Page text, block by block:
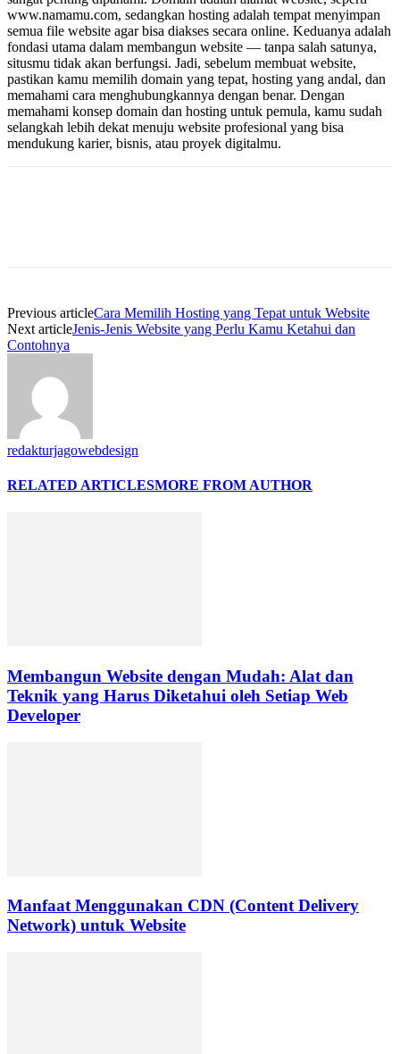
www.namamu.com, sedangkan hosting adalah tempat menyimpan
semua file website agar bisa diakses secara online. Keduanya adalah
fondasi utama dalam membangun website — tanpa salah satunya,
situsmu tidak akan berfungsi. Jadi, sebelum membuat website,
pastikan kamu memilih domain yang tepat, hosting yang andal, dan
memahami cara menghubungkannya dengan benar. Dengan
memahami konsep domain dan hosting untuk pemula, kamu sudah
selangkah lebih dekat menuju website profesional yang bisa
mendukung karier, bisnis, atau proyek digitalmu.
Previous articleCara Memilih Hosting yang Tepat untuk Website
Next articleJenis-Jenis Website yang Perlu Kamu Ketahui dan
Contohnya
redakturjagowebdesign
RELATED ARTICLESMORE FROM AUTHOR
Membangun Website dengan Mudah: Alat dan
Teknik yang Harus Diketahui oleh Setiap Web
Developer
Manfaat Menggunakan CDN (Content Delivery
Network) untuk Website